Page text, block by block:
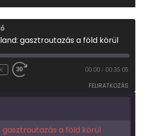
gasztroutazás a föld körül
00:00 / 00:35:05
FELIRATKOZÁS
gasztroutazás a föld körül